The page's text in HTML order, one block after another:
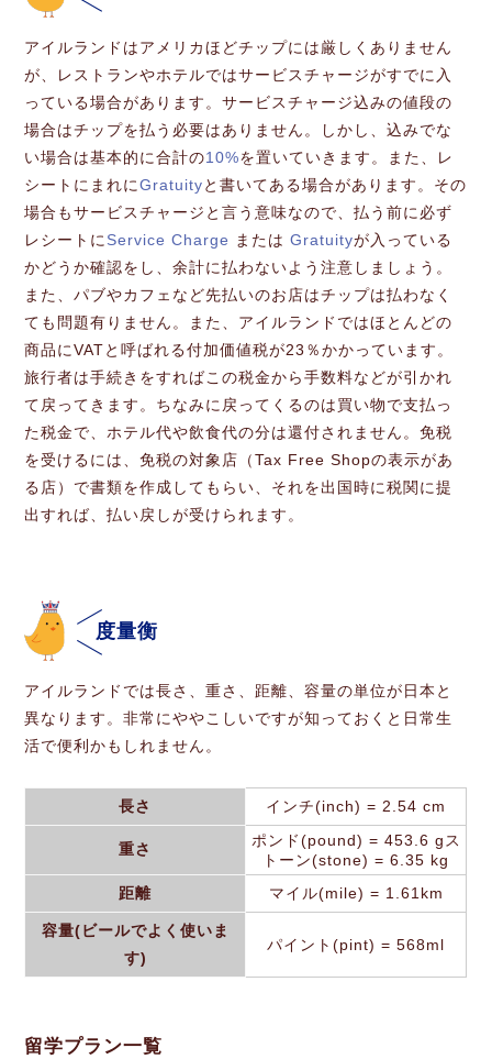
アイルランドはアメリカほどチップには厳しくありません
が、レストランやホテルではサービスチャージがすでに入
っている場合があります。サービスチャージ込みの値段の
場合はチップを払う必要はありません。しかし、込みでな
い場合は基本的に合計の10%を置いていきます。また、レ
シートにまれにGratuityと書いてある場合があります。その
場合もサービスチャージと言う意味なので、払う前に必ず
レシートに Service Charge またはGratuityが入っている
かどうか確認をし、余計に払わないよう注意しましょう。
また、パブやカフェなど先払いのお店はチップは払わなく
ても問題有りません。また、アイルランドではほとんどの
商品にVATと呼ばれる付加価値税が23％かかっています。
旅行者は手続きをすればこの税金から手数料などが引かれ
て戻ってきます。ちなみに戻ってくるのは買い物で支払っ
た税金で、ホテル代や飲食代の分は還付されません。免税
を受けるには、免税の対象店（Tax Free Shopの表示があ
る店）で書類を作成してもらい、それを出国時に税関に提
出すれば、払い戻しが受けられます。
度量衡
アイルランドでは長さ、重さ、距離、容量の単位が日本と
異なります。非常にややこしいですが知っておくと日常生
活で便利かもしれません。
長さ インチ(inch) = 2.54 cm
重さ
ポンド(pound) = 453.6 gス
トーン(stone) = 6.35 kg
距離
マイル(mile) = 1.61km
容量(ビールでよく使いま
す)
パイント(pint) = 568ml
留学プラン一覧